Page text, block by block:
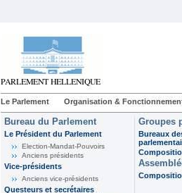
Le Parlement Organisation &
Bureau du Parlement
Le Président du Parlement
Election-Mandat-Pouvoirs
Anciens présidents
Vice-présidents
Anciens vice-présidents
Questeurs et secrétaires
Groupes
Bureaux